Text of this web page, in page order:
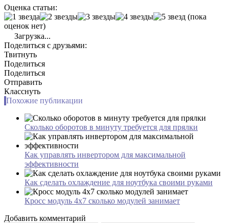
Оценка статьи:
(пока
оценок нет)
Загрузка...
Поделиться с друзьями:
Твитнуть
Поделиться
Поделиться
Отправить
Класснуть
Похожие публикации
Сколько оборотов в минуту требуется для прялки
Как управлять инвертором для максимальной
эффективности
Как сделать охлаждение для ноутбука своими руками
Кросс модуль 4х7 сколько модулей занимает
Добавить комментарий